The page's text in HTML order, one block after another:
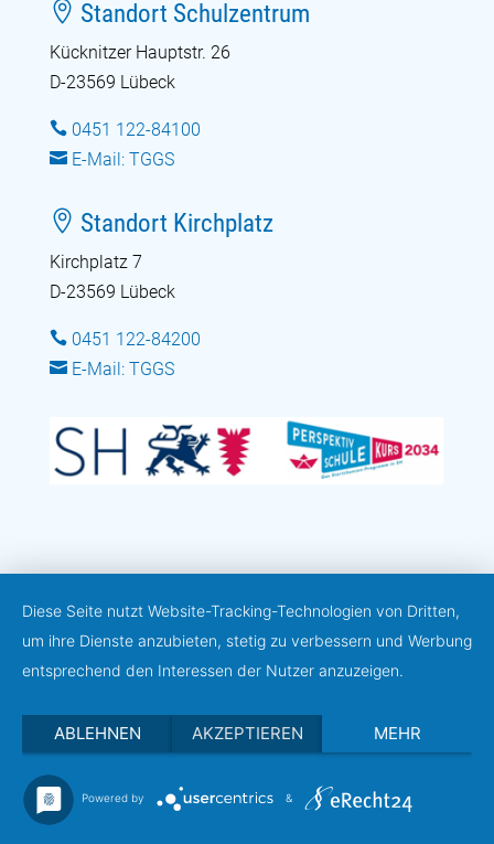
 Standort Schulzentrum
Kücknitzer Hauptstr. 26
D-23569 Lübeck
 0451 122-84100
 E-Mail: TGGS
 Standort Kirchplatz
Kirchplatz 7
D-23569 Lübeck
 0451 122-84200
 E-Mail: TGGS
Diese Seite nutzt Website-Tracking-Technologien von Dritten,
um ihre Dienste anzubieten, stetig zu verbessern und Werbung
entsprechend den Interessen der Nutzer anzuzeigen.
ABLEHNEN AKZEPTIEREN MEHR
Powered by &